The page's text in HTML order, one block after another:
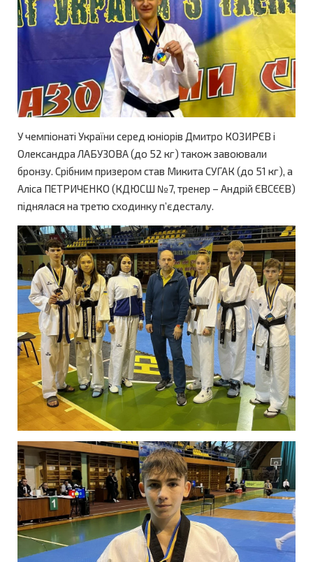
У чемпіонаті України серед юніорів Дмитро КОЗИРЄВ і
Олександра ЛАБУЗОВА (до 52 кг) також завоювали
бронзу. Срібним призером став Микита СУГАК (до 51 кг), а
Аліса ПЕТРИЧЕНКО (КДЮСШ №7, тренер – Андрій ЄВСЄЄВ)
піднялася на третю сходинку п’єдесталу.